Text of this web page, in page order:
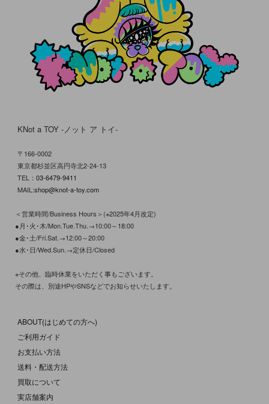
KNot a TOY -ノット ア トイ-
〒166-0002
東京都杉並区高円寺北2-24-13
TEL： 03-6479-9411
MAIL:shop@knot-a-toy.com
＜営業時間/Business Hours＞(※2025年4月改定)
●月･火･木/Mon.Tue.Thu.→10:00～18:00
●金･土/Fri.Sat.→12:00～20:00
●水･日/Wed.Sun.→定休日/Closed
※その他、臨時休業をいただく事もございます。
その際は、別途HPやSNSなどでお知らせいたします。
ABOUT(はじめての方へ)
ご利用ガイド
お支払い方法
送料・配送方法
買取について
実店舗案内